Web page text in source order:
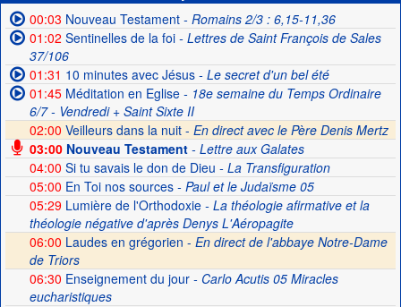
00:03 Nouveau Testament- Romains 2/3 : 6,15-11,36
01:02 Sentinelles de la foi- Lettres de Saint François de Sales
37/106
01:31 10 minutes avec Jésus- Le secret d'un bel été
01:45Méditation en Eglise- 18e semaine du Temps Ordinaire
6/7 - Vendredi + Saint Sixte II
02:00 Veilleurs dans la nuit - En direct avec le Père Denis Mertz
03:00Nouveau Testament- Lettre aux Galates
04:00 Si tu savais le don de Dieu - La Transfiguration
05:00 En Toi nos sources- Paul et le Judaïsme 05
05:29Lumière de l'Orthodoxie- La théologie afirmative et la
théologie négative d'après Denys L'Aéropagite
06:00 Laudes en grégorien - En direct de l'abbaye Notre-Dame
de Triors
06:30 Enseignement du jour- Carlo Acutis 05 Miracles
eucharistiques